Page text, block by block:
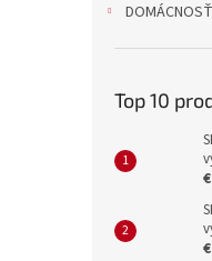
DOMÁCNOSŤ
Top 10